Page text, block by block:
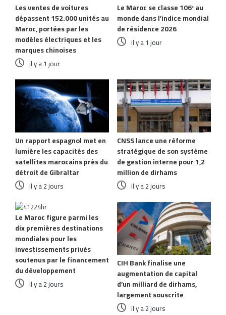
Les ventes de voitures
dépassent 152.000 unités au
Maroc, portées par les
modèles électriques et les
marques chinoises
il y a 1 jour
Le Maroc se classe 106ᵉ au
monde dans l’indice mondial
de résidence 2026
il y a 1 jour
Un rapport espagnol met en
lumière les capacités des
satellites marocains près du
détroit de Gibraltar
il y a 2 jours
CNSS lance une réforme
stratégique de son système
de gestion interne pour 1,2
million de dirhams
il y a 2 jours
Le Maroc figure parmi les
dix premières destinations
mondiales pour les
investissements privés
soutenus par le financement
du développement
il y a 2 jours
CIH Bank finalise une
augmentation de capital
d’un milliard de dirhams,
largement souscrite
il y a 2 jours